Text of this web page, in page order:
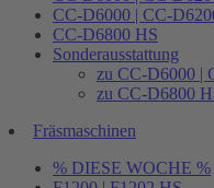
CC-D6000 | CC-
CC-D6800 HS
Sonderausstattung
zu CC-D6000 |
zu CC-D6800
Fräsmaschinen
% DIESE WOCHE %